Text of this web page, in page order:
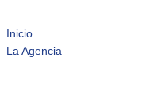
Inicio
La Agencia